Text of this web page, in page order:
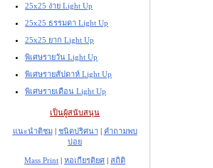
25x25 ง่าย Light Up
25x25 ธรรมดา Light Up
25x25 ยาก Light Up
พิเศษรายวัน Light Up
พิเศษรายสัปดาห์ Light Up
พิเศษรายเดือน Light Up
เป็นผู้สนับสนุน
แนะนำติชม| ชนิดปริศนา| คำถามพบ
บ่อย
Mass Print | หอเกียรติยศ | สถิติ